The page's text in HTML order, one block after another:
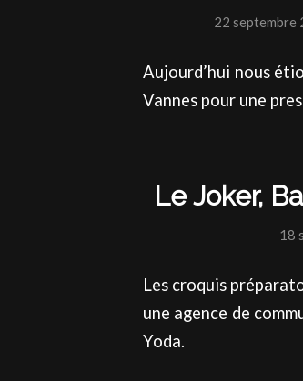
22 septembre
Aujourd’hui nous
Vannes pour une
Le Joker,
18
Les croquis
une agence de
Yoda.